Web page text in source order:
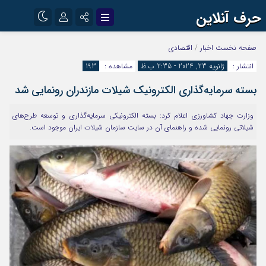
حرف آنلاین
اینستاگرام
آپارات
رمز عبور
صفحه نخست اخبار / اقتصادی
انتشار :
ژانویه 23, 2024 - 2:35 ب.ظ مشاهده : 193
بسته سرمایه‌گذاری الکترونیک شیلات مازندران رونمایی شد
وزارت جهاد کشاورزی اعلام کرد: بسته الکترونیکی سرمایه‌گذاری و توسعه طرح‌های
شیلاتی رونمایی شده و راهنمای آن در سایت سازمان شیلات ایران موجود است.